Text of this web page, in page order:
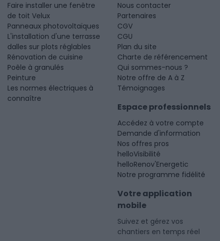
Faire installer une fenêtre
de toit Velux
Panneaux photovoltaïques
L'installation d'une terrasse
dalles sur plots réglables
Rénovation de cuisine
Poêle à granulés
Peinture
Les normes électriques à
connaître
Nous contacter
Partenaires
CGV
CGU
Plan du site
Charte de référencement
Qui sommes-nous ?
Notre offre de A à Z
Témoignages
Espace professionnels
Accédez à votre compte
Demande d'information
Nos offres pros
helloVisibilité
helloRenov'Energetic
Notre programme fidélité
Votre application
mobile
Suivez et gérez vos
chantiers en temps réel